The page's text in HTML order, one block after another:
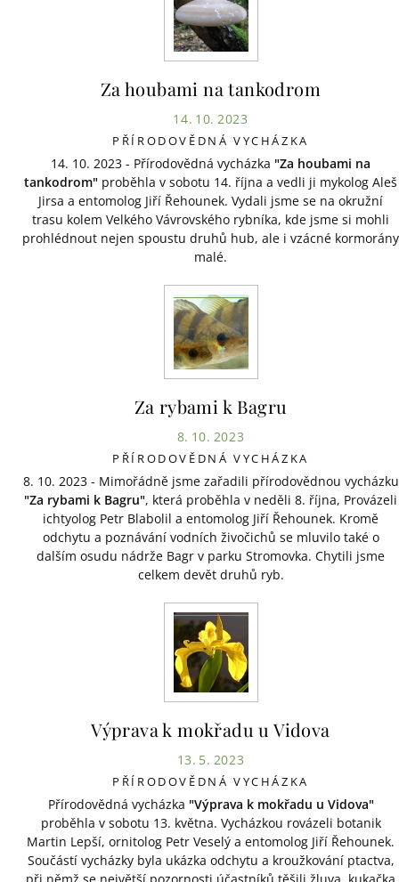
Za houbami na tankodrom
14. 10. 2023
PŘÍRODOVĚDNÁ VYCHÁZKA
14. 10. 2023 - Přírodovědná vycházka "Za houbami na
tankodrom" proběhla v sobotu 14. října a vedli ji mykolog Aleš
Jirsa a entomolog Jiří Řehounek. Vydali jsme se na okružní
trasu kolem Velkého Vávrovského rybníka, kde jsme si mohli
prohlédnout nejen spoustu druhů hub, ale i vzácné kormorány
malé.
Za rybami k Bagru
8. 10. 2023
PŘÍRODOVĚDNÁ VYCHÁZKA
8. 10. 2023 - Mimořádně jsme zařadili přírodovědnou vycházku
"Za rybami k Bagru", která proběhla v neděli 8. října, Provázeli
ichtyolog Petr Blabolil a entomolog Jiří Řehounek. Kromě
odchytu a poznávání vodních živočichů se mluvilo také o
dalším osudu nádrže Bagr v parku Stromovka. Chytili jsme
celkem devět druhů ryb.
Výprava k mokřadu u Vidova
13. 5. 2023
PŘÍRODOVĚDNÁ VYCHÁZKA
Přírodovědná vycházka "Výprava k mokřadu u Vidova"
proběhla v sobotu 13. května. Vycházkou rovázeli botanik
Martin Lepší, ornitolog Petr Veselý a entomolog Jiří Řehounek.
Součástí vycházky byla ukázka odchytu a kroužkování ptactva,
při němž se největší pozornosti účastníků těšili žluva, kukačka